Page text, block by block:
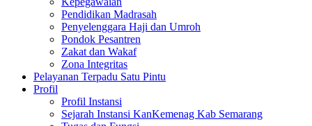
Pendidikan Madrasah
Penyelenggara Haji dan Umroh
Pondok Pesantren
Zakat dan Wakaf
Zona Integritas
Pelayanan Terpadu Satu Pintu
Profil
Profil Instansi
Sejarah Instansi KanKemenag Kab Semarang